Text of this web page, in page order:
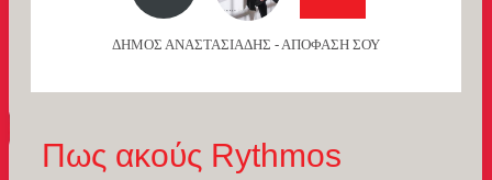
ΔΗΜΟΣ ΑΝΑΣΤΑΣΙΑΔΗΣ - ΑΠΟΦΑΣΗ ΣΟΥ
Πως ακούς Rythmos